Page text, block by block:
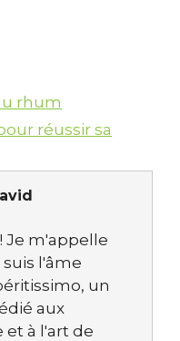
rhum
réussir sa
Je m'appelle
suis l'âme
un
aux
et à l'art de